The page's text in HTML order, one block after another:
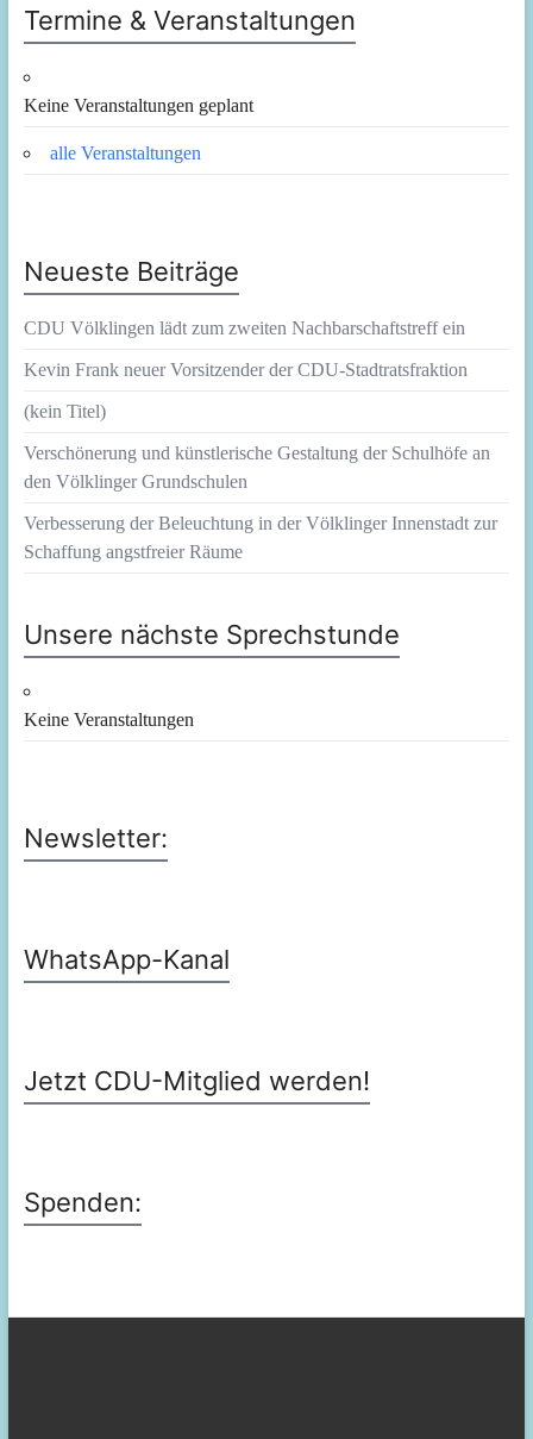
Termine & Veranstaltungen
Keine Veranstaltungen geplant
alle Veranstaltungen
Neueste Beiträge
CDU Völklingen lädt zum zweiten Nachbarschaftstreff ein
Kevin Frank neuer Vorsitzender der CDU-Stadtratsfraktion
(kein Titel)
Verschönerung und künstlerische Gestaltung der Schulhöfe an
den Völklinger Grundschulen
Verbesserung der Beleuchtung in der Völklinger Innenstadt zur
Schaffung angstfreier Räume
Unsere nächste Sprechstunde
Keine Veranstaltungen
Newsletter:
WhatsApp-Kanal
Jetzt CDU-Mitglied werden!
Spenden: